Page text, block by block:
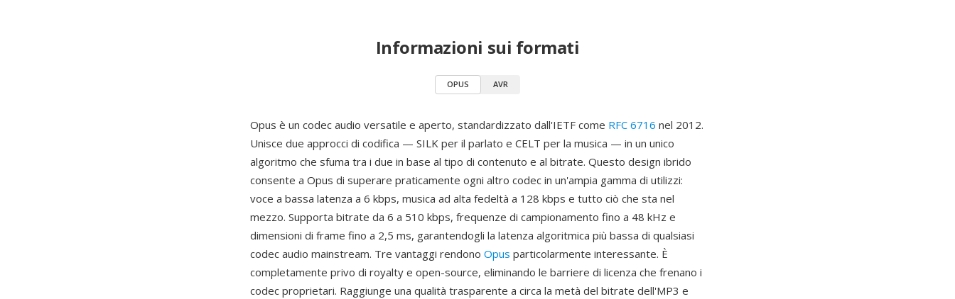
Informazioni sui formati
OPUS AVR
Opus è un codec audio versatile e aperto, standardizzato dall'IETF come RFC 6716 nel 2012.
Unisce due approcci di codifica — SILK per il parlato e CELT per la musica — in un unico
algoritmo che sfuma tra i due in base al tipo di contenuto e al bitrate. Questo design ibrido
consente a Opus di superare praticamente ogni altro codec in un'ampia gamma di utilizzi:
voce a bassa latenza a 6 kbps, musica ad alta fedeltà a 128 kbps e tutto ciò che sta nel
mezzo. Supporta bitrate da 6 a 510 kbps, frequenze di campionamento fino a 48 kHz e
dimensioni di frame fino a 2,5 ms, garantendogli la latenza algoritmica più bassa di qualsiasi
codec audio mainstream. Tre vantaggi rendono Opus particolarmente interessante. È
completamente privo di royalty e open-source, eliminando le barriere di licenza che frenano i
codec proprietari. Raggiunge una qualità trasparente a circa la metà del bitrate dell'MP3 e